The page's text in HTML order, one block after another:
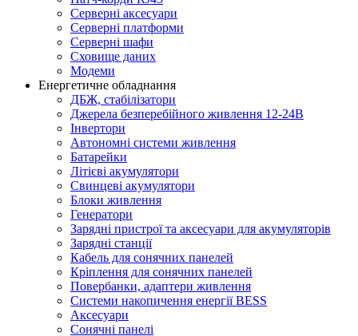
Серверні аксесуари
Серверні платформи
Серверні шафи
Сховище даних
Модеми
Енергетичне обладнання
ДБЖ, стабілізатори
Джерела безперебійного живлення 12-24В
Інвертори
Автономні системи живлення
Батарейки
Літієві акумулятори
Свинцеві акумулятори
Блоки живлення
Генератори
Зарядні пристрої та аксесуари для акумуляторів
Зарядні станції
Кабель для сонячних панелей
Кріплення для сонячних панелей
Повербанки, адаптери живлення
Системи накопичення енергії BESS
Аксесуари
Сонячні панелі